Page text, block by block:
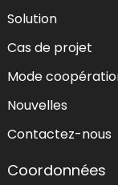
Solution
Cas de projet
Mode
Nouvelles
Contactez-nous
Coordonnées